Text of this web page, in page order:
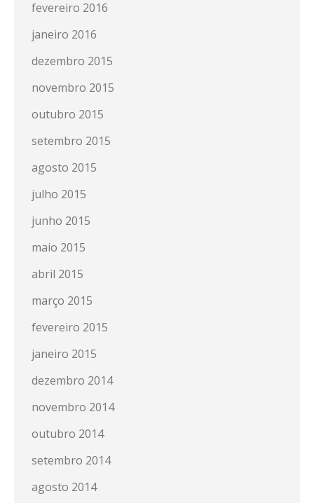
fevereiro 2016
janeiro 2016
dezembro 2015
novembro 2015
outubro 2015
setembro 2015
agosto 2015
julho 2015
junho 2015
maio 2015
abril 2015
março 2015
fevereiro 2015
janeiro 2015
dezembro 2014
novembro 2014
outubro 2014
setembro 2014
agosto 2014